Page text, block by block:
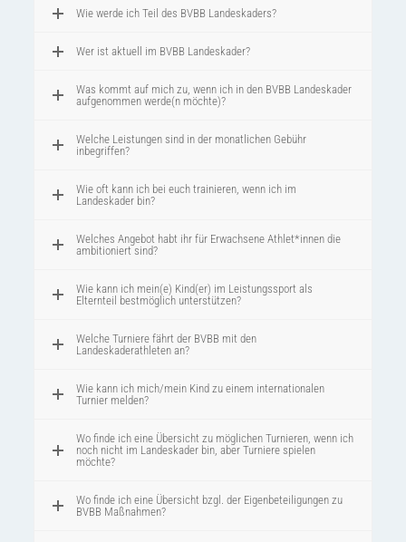
Wie werde ich Teil des BVBB Landeskaders?
Wer ist aktuell im BVBB Landeskader?
Was kommt auf mich zu, wenn ich in den BVBB Landeskader
aufgenommen werde(n möchte)?
Welche Leistungen sind in der monatlichen Gebühr
inbegriffen?
Wie oft kann ich bei euch trainieren, wenn ich im
Landeskader bin?
Welches Angebot habt ihr für Erwachsene Athlet*innen die
ambitioniert sind?
Wie kann ich mein(e) Kind(er) im Leistungssport als
Elternteil bestmöglich unterstützen?
Welche Turniere fährt der BVBB mit den
Landeskaderathleten an?
Wie kann ich mich/mein Kind zu einem internationalen
Turnier melden?
Wo finde ich eine Übersicht zu möglichen Turnieren, wenn ich
noch nicht im Landeskader bin, aber Turniere spielen
möchte?
Wo finde ich eine Übersicht bzgl. der Eigenbeteiligungen zu
BVBB Maßnahmen?